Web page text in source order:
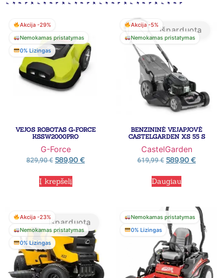
Akcija -29%
Nemokamas pristatymas
0% Lizingas
VEJOS ROBOTAS G-FORCE
KSSW2000PRO
G-Force
829,90€ 589,90€
Į krepšelį
Akcija -5%
Nemokamas pristatymas
Išparduota
BENZININĖ VEJAPJOVĖ
CASTELGARDEN XS 55 S
CastelGarden
619,99€ 589,90€
Daugiau
Akcija -23%
Nemokamas pristatymas
0% Lizingas
Išparduota
Nemokamas pristatymas
0% Lizingas